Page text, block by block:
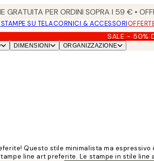
GRATUITA PER ORDINI SOPRA I 59 € •
STAMPE SU TELACORNICI & ACCESSORI
SALE - 50%
DIMENSIONI ORGANIZZAZIONE
Questo stile minimalista ma
line art preferite. Le stampe in stile